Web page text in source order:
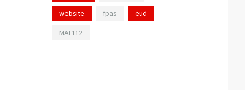
website fpas eud
MAI 112